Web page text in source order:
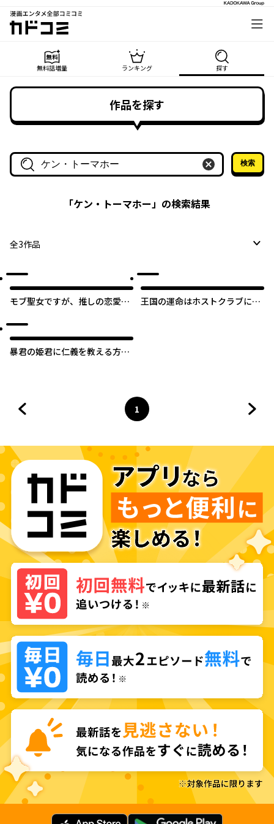
漫画エンタメ全部コミコミ
カドコミ
無料話増量 ランキング 探す
作品を探す
作品名・作家名で探す
検索
「ケン・トーマホー」の検索結果
全3作品
モブ聖女ですが、推しの恋愛相
た【タテスク】
王国の運命はホストクラブに託
暴君の姫君に仁義を教える方法
ページ
1
へ